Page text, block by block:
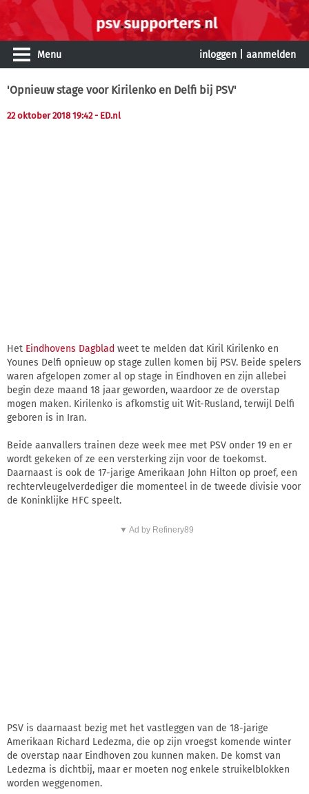
Menu inloggen aanmelden
'Opnieuw stage voor Kirilenko en Delfi bij PSV'
22 oktober 2018 19:42- ED.nl
Het Eindhovens Dagblad weet te melden dat Kiril Kirilenko en
Younes Delfi opnieuw op stage zullen komen bij PSV. Beide spelers
waren afgelopen zomer al op stage in Eindhoven en zijn allebei
begin deze maand 18 jaar geworden, waardoor ze de overstap
mogen maken. Kirilenko is afkomstig uit Wit-Rusland, terwijl Delfi
geboren is in Iran.
Beide aanvallers trainen deze week mee met PSV onder 19 en er
wordt gekeken of ze een versterking zijn voor de toekomst.
Daarnaast is ook de 17-jarige Amerikaan John Hilton op proef, een
rechtervleugelverdediger die momenteel in de tweede divisie voor
de Koninklijke HFC speelt.
▼ Ad by Refinery89
PSV is daarnaast bezig met het vastleggen van de 18-jarige
Amerikaan Richard Ledezma, die op zijn vroegst komende winter
de overstap naar Eindhoven zou kunnen maken. De komst van
Ledezma is dichtbij, maar er moeten nog enkele struikelblokken
worden weggenomen.